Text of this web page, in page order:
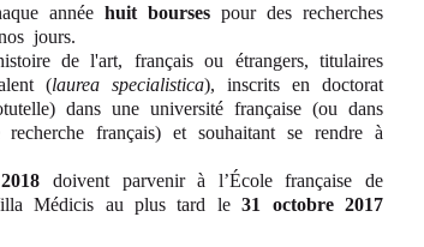
annéehuit boursespour des recherches
jours.
de l'art, français ou étrangers, titulaires
(laurea specialistica), inscrits en doctorat
dans une université française (ou dans
recherche français) et souhaitant se rendre à
doivent parvenir à l’École française de
Médicis au plus tard le31 octobre 2017